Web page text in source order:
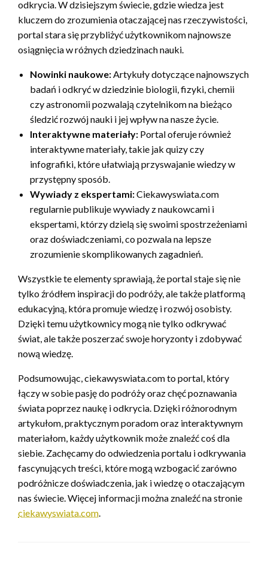
odkrycia. W dzisiejszym świecie, gdzie wiedza jest
kluczem do zrozumienia otaczającej nas rzeczywistości,
portal stara się przybliżyć użytkownikom najnowsze
osiągnięcia w różnych dziedzinach nauki.
Nowinki naukowe:Artykuły dotyczące najnowszych
badań i odkryć w dziedzinie biologii, fizyki, chemii
czy astronomii pozwalają czytelnikom na bieżąco
śledzić rozwój nauki i jej wpływ na nasze życie.
Interaktywne materiały: Portal oferuje również
interaktywne materiały, takie jak quizy czy
infografiki, które ułatwiają przyswajanie wiedzy w
przystępny sposób.
Wywiady z ekspertami:Ciekawyswiata.com
regularnie publikuje wywiady z naukowcami i
ekspertami, którzy dzielą się swoimi spostrzeżeniami
oraz doświadczeniami, co pozwala na lepsze
zrozumienie skomplikowanych zagadnień.
Wszystkie te elementy sprawiają, że portal staje się nie
tylko źródłem inspiracji do podróży, ale także platformą
edukacyjną, która promuje wiedzę i rozwój osobisty.
Dzięki temu użytkownicy mogą nie tylko odkrywać
świat, ale także poszerzać swoje horyzonty i zdobywać
nową wiedzę.
Podsumowując, ciekawyswiata.com to portal, który
łączy w sobie pasję do podróży oraz chęć poznawania
świata poprzez naukę i odkrycia. Dzięki różnorodnym
artykułom, praktycznym poradom oraz interaktywnym
materiałom, każdy użytkownik może znaleźć coś dla
siebie. Zachęcamy do odwiedzenia portalu i odkrywania
fascynujących treści, które mogą wzbogacić zarówno
podróżnicze doświadczenia, jak i wiedzę o otaczającym
nas świecie. Więcej informacji można znaleźć na stronie
ciekawyswiata.com.